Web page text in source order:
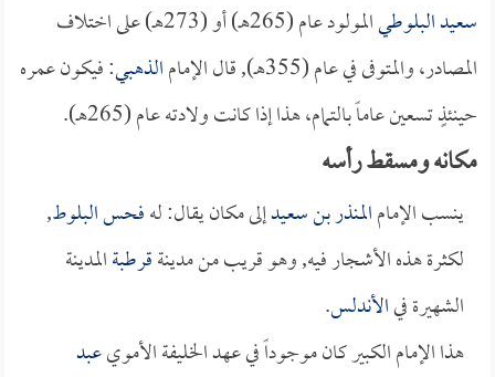
سعيد البلوطي
المولود عام (265هـ) أو (273هـ) على اختلاف
المصادر، والمتوفى في عام (355هـ), قال الإمام
الذهبي: فيكون عمره
حينئذٍ تسعين عاماً بالتمام، هذا إذا كانت ولادته عام (265هـ).
مكانه ومسقط رأسه
ينسب الإمامالمنذر بن سعيدإلى مكان يقال: لهفحس البلوط,
لكثرة هذه الأشجار فيه, وهو قريب من مدينةقرطبةالمدينة
الشهيرة فيالأندلس.
هذا الإمام الكبير كان موجوداً في عهد الخليفة الأمويعبد